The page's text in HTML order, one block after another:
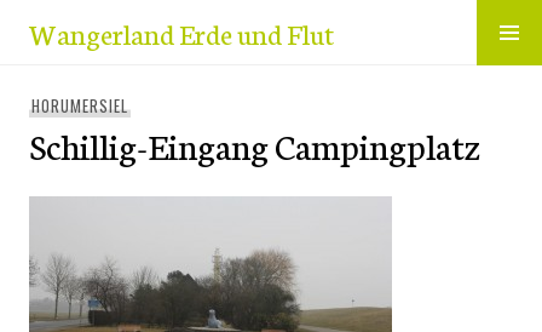
InhaltWangerland Erde und Flut
HORUMERSIEL
Schillig-Eingang Campingplatz